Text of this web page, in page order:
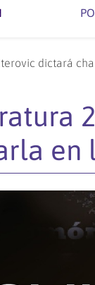
dictará
en